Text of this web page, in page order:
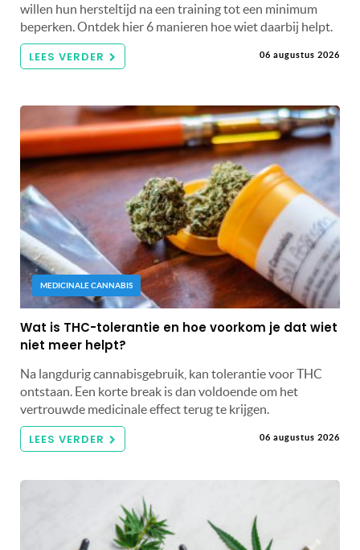
willen hun hersteltijd na een training tot een minimum
beperken. Ontdek hier 6 manieren hoe wiet daarbij helpt.
LEES VERDER 06 augustus 2026
MEDICINALE CANNABIS
Wat is THC-tolerantie en hoe voorkom je dat wiet
niet meer helpt?
Na langdurig cannabisgebruik, kan tolerantie voor THC
ontstaan. Een korte break is dan voldoende om het
vertrouwde medicinale effect terug te krijgen.
LEES VERDER 06 augustus 2026